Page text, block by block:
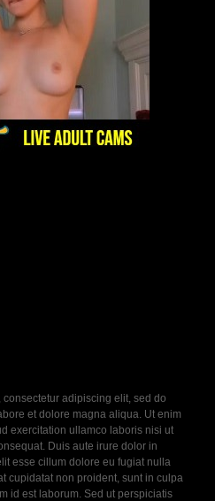
adipiscing elit, sed do
et dolore magna aliqua. Ut enim
exercitation ullamco laboris nisi ut
Duis aute irure dolor in
esse cillum dolore eu fugiat nulla
cupidatat non proident, sunt in culpa
id est laborum. Sed ut perspiciatis